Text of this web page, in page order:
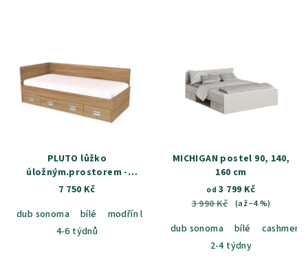
PLUTO lůžko
úložným.prostorem -
UNIVERZÁLNÍ L/P vč.
7 750 Kč
dub sonoma
bílé modřín latte
4-6 týdnů
MICHIGAN postel 90, 140,
160 cm
od 3 799 Kč
3 990 Kč
(až –4 %)
dub sonoma bílé
cashmere
2-4 týdny